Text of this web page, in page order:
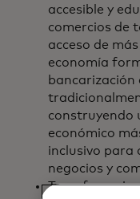
accesible y
comercios de
acceso de
economía
bancarización
construyendo
económico
inclusivo para
negocios y
Transferencia